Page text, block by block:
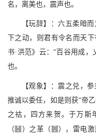
名，离美也，震声也。
【玩辞】：六五柔暗
下之动，则君有令名而天
书·洪范》云：“百谷用成
也。
【观象】：震之兑，
推诚以委任，如是则获“帝
之祜，四方来贺。于万斯
（Z）之革（E），雷电激